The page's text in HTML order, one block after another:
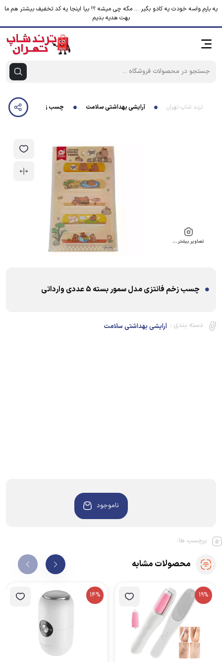
یه بارم واسه خودت یه کادو بگیر ... مگه چی میشه ؟! بیا اینجا یه کد تخفیف بیشتر هم ما
بهت هدیه بدیم
ترند شاپ تهران آرایشی بهداشتی سلامت چسب زخم فانتزی مدل سمور بسته 5
تصاویر بیشتر …
چسب زخم فانتزی مدل سمور بسته 5 عددی وارداتی
دسته بندی : آرایشی بهداشتی سلامت
ناموجود
برچسب ها:
محصولات مشابه
19%
14%